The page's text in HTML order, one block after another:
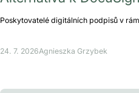
Poskytovatelé digitálních podpisů v
24. 7. 2026Agnieszka Grzybek